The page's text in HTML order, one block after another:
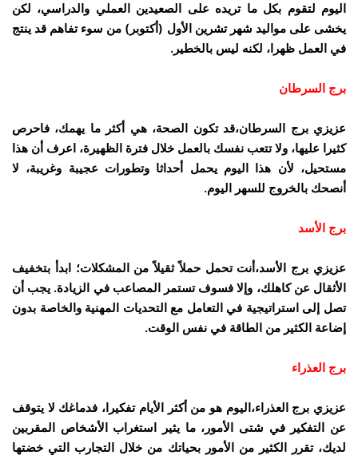
اليوم لتقوم بكل ما تريده على الصعيدين العملي والدراسي، لكن
يخشى على مواليد شهر تشرين الأول (أكتوبر) من سوء تفاهم قد ينتج
في العمل ظهرا، لكنه ليس بالخطير.
برج السرطان
عزيزي برج السرطان،قد تكون الصحة، هي أكثر ما يهمك، فاحرص
كثيرا عليها، ولا تتعب نفسك بالعمل خلال فترة الظهيرة، اعرف أن هذا
مستحيل، لأن هذا اليوم يحمل أحداثا وتطورات عجيبة وغريبة، لا
أنصحك بالخروج للسهر اليوم.
برج الأسد
عزيزي برج الأسد،أنت تحمل حملاً ثقيلاً من المشكلات؛ ابدأ بتخفيف
الأثقال عن كاهلك، وإلا فسوف تستمر المصاعب في الزيادة. يجب أن
تصل إلى استراتيجية في التعامل مع التحديات المهنية والخاصة بدون
إضاعة الكثير من الطاقة في نفس الوقت.
برج العذراء
عزيزي برج العذراء،اليوم هو من أكثر الأيام تفكيرا، فدماغك لا يتوقف
عن التفكير في شتى الأمور، ما يثير استغراب الأشخاص المقربين
لديك، تقرر الكثير من الأمور بحياتك من خلال التجارب التي خضتها